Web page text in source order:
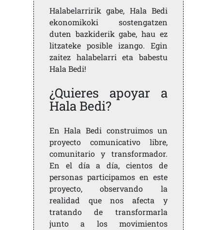
Halabelarririk gabe, Hala Bedi
ekonomikoki sostengatzen
duten bazkiderik gabe, hau ez
litzateke posible izango. Egin
zaitez halabelarri eta babestu
Hala Bedi!
¿Quieres apoyar a
Hala Bedi?
En Hala Bedi construimos un
proyecto comunicativo libre,
comunitario y transformador.
En el día a día, cientos de
personas participamos en este
proyecto, observando la
realidad que nos afecta y
tratando de transformarla
junto a los movimientos